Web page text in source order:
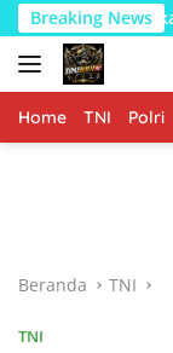
Langsung
ke
konten
Breaking News
129 Bukan
Home TNI Polri
Beranda TNI
TNI